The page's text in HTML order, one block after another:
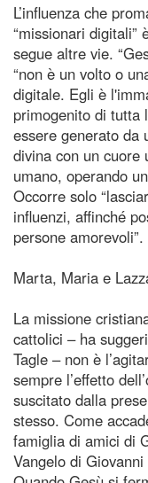
L’influenza che
“missionari digitali”
segue altre vie.
“non è un volto o
digitale. Egli è
primogenito di tutta
essere generato da
divina con un cuore
umano, operando
Occorre solo
influenzi, affinché
persone amorevoli”.
Marta, Maria e
La missione
cattolici – ha
Tagle – non è
sempre l’effetto
suscitato dalla
stesso. Come
famiglia di amici di
Vangelo di